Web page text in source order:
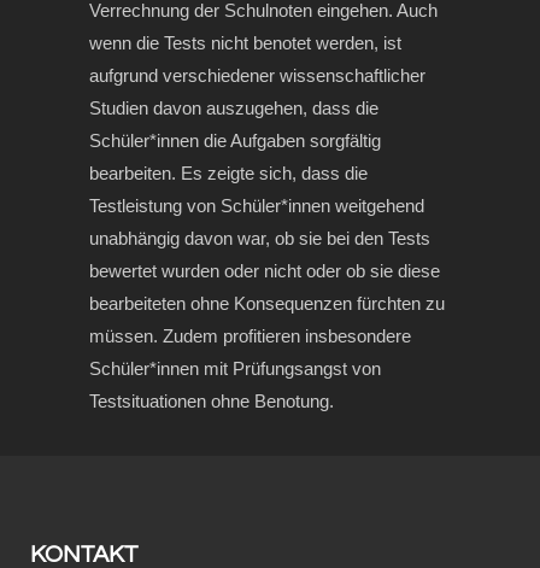
Verrechnung der Schulnoten eingehen. Auch
wenn die Tests nicht benotet werden, ist
aufgrund verschiedener wissenschaftlicher
Studien davon auszugehen, dass die
Schüler*innen die Aufgaben sorgfältig
bearbeiten. Es zeigte sich, dass die
Testleistung von Schüler*innen weitgehend
unabhängig davon war, ob sie bei den Tests
bewertet wurden oder nicht oder ob sie diese
bearbeiteten ohne Konsequenzen fürchten zu
müssen. Zudem profitieren insbesondere
Schüler*innen mit Prüfungsangst von
Testsituationen ohne Benotung.
KONTAKT